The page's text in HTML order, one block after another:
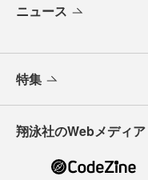
ニュース
特集
翔泳社のWebメディア